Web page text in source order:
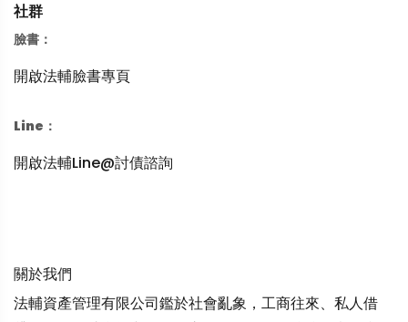
社群
臉書：
開啟法輔臉書專頁
Line：
開啟法輔Line@討債諮詢
關於我們
法輔資產管理有限公司鑑於社會亂象，工商往來、私人借